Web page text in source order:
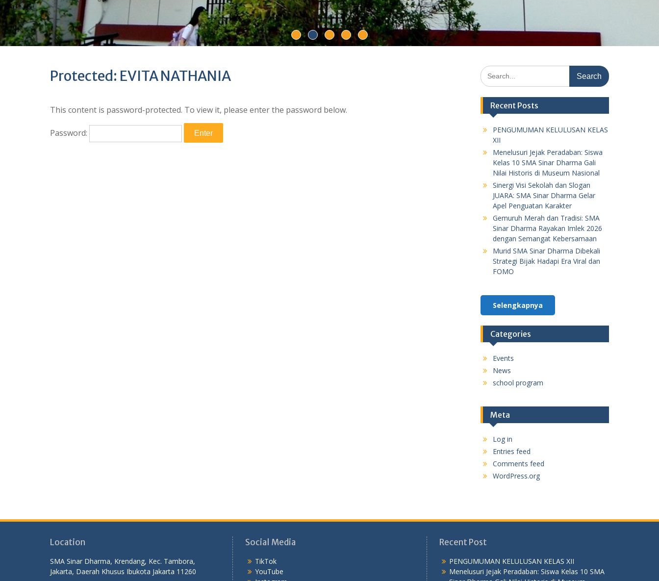
Protected: EVITA NATHANIA
This content is password-protected. To view it, please enter the password below.
Password:
Search
for:
Recent Posts
PENGUMUMAN KELULUSAN KELAS
XII
Menelusuri Jejak Peradaban: Siswa
Kelas 10 SMA Sinar Dharma Gali
Nilai Historis di Museum Nasional
Sinergi Visi Sekolah dan Slogan
JUARA: SMA Sinar Dharma Gelar
Apel Penguatan Karakter
Gemuruh Merah dan Tradisi: SMA
Sinar Dharma Rayakan Imlek 2026
dengan Semangat Kebersamaan
Murid SMA Sinar Dharma Dibekali
Strategi Bijak Hadapi Era Viral dan
FOMO
Selengkapnya
Categories
Events
News
school program
Meta
Log in
Entries feed
Comments feed
WordPress.org
Location
SMA Sinar Dharma, Krendang, Kec. Tambora,
Jakarta, Daerah Khusus Ibukota Jakarta 11260
Social Media
TikTok
YouTube
Recent Post
PENGUMUMAN KELULUSAN KELAS XII
Menelusuri Jejak Peradaban: Siswa Kelas 10 SMA